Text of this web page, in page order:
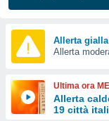
di
Web
le
Allerta gialla
Allerta
Ultima ora
Allerta
19 città